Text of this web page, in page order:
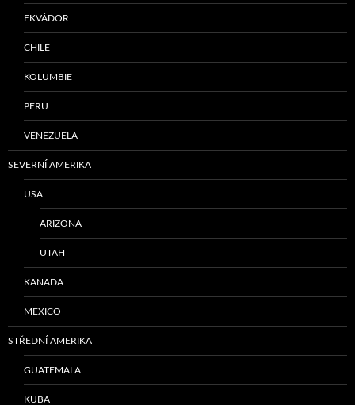
EKVÁDOR
CHILE
KOLUMBIE
PERU
VENEZUELA
SEVERNÍ AMERIKA
USA
ARIZONA
UTAH
KANADA
MEXICO
STŘEDNÍ AMERIKA
GUATEMALA
KUBA